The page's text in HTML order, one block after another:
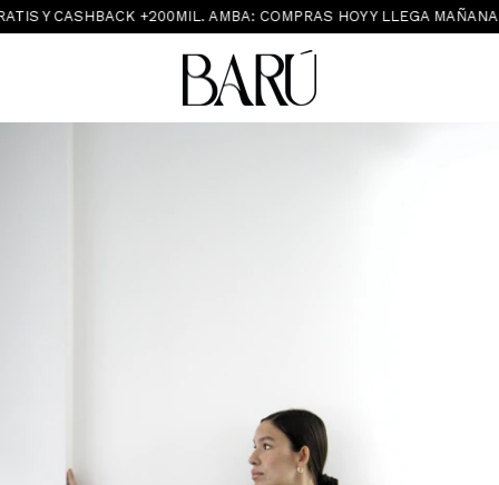
CASHBACK +200MIL. AMBA: COMPRAS HOY Y LLEGA MAÑANA